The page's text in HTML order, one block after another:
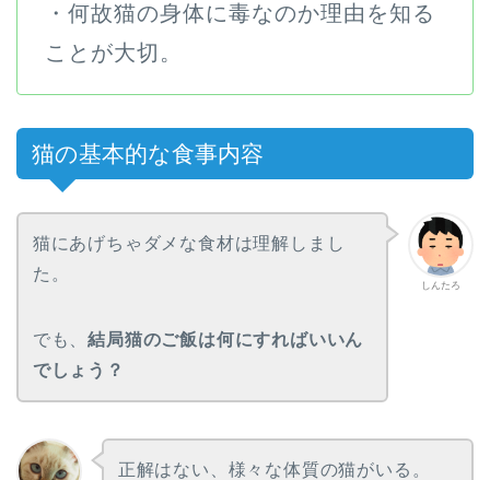
・何故猫の身体に毒なのか理由を知る
ことが大切。
猫の基本的な食事内容
しんたろ
猫にあげちゃダメな食材は理解しまし
た。
でも、結局猫のご飯は何にすればいいん
でしょう？
正解はない、様々な体質の猫がいる。